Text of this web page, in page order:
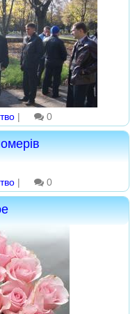
| 0
| 0